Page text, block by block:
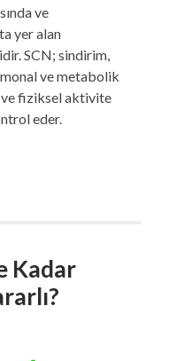
ve
yer alan
SCN; sindirim,
ve metabolik
ve fiziksel aktivite
eder.
Kadar